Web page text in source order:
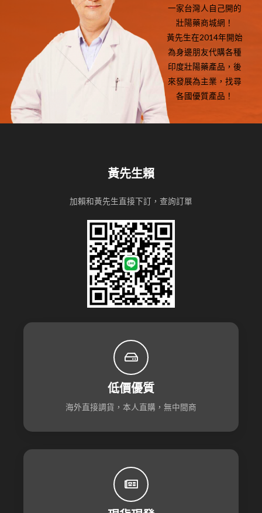
一家台灣人自己開的
壯陽藥商城網！
黃先生在2014年開始
為身邊朋友代購各種
印度壯陽藥產品，後
來發展為主業，找尋
各國優質產品！
黃先生賴
加賴和黃先生直接下訂，查詢訂單
低價優質
海外直接調貨，本人直購，無中間商